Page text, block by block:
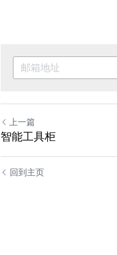
上一篇
智能工具柜
回到主页